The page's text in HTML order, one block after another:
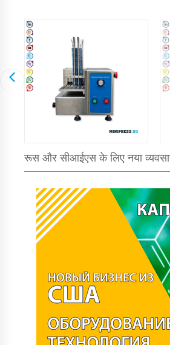
रूस और सीआईएस के लिए नया